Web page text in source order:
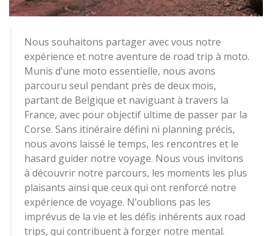
Nous souhaitons partager avec vous notre
expérience et notre aventure de road trip à moto.
Munis d’une moto essentielle, nous avons
parcouru seul pendant près de deux mois,
partant de Belgique et naviguant à travers la
France, avec pour objectif ultime de passer par la
Corse. Sans itinéraire défini ni planning précis,
nous avons laissé le temps, les rencontres et le
hasard guider notre voyage. Nous vous invitons
à découvrir notre parcours, les moments les plus
plaisants ainsi que ceux qui ont renforcé notre
expérience de voyage. N’oublions pas les
imprévus de la vie et les défis inhérents aux road
trips, qui contribuent à forger notre mental.